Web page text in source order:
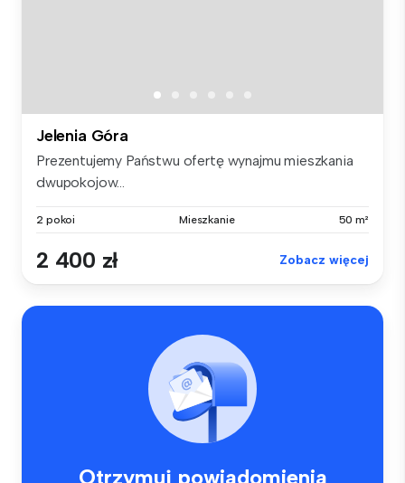
Jelenia Góra
Prezentujemy Państwu ofertę wynajmu mieszkania
dwupokojow...
2 pokoi Mieszkanie 50 m²
2 400 zł Zobacz więcej
Otrzymuj powiadomienia